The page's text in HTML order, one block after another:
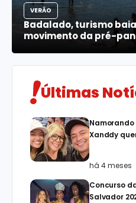
VERÃO
Badalado, turismo
movimento da pré-
Últimas
Xanddy
há 4 meses
Concurso
Salvador